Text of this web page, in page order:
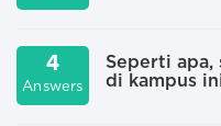
4
Answers
Seperti apa,
di kampus